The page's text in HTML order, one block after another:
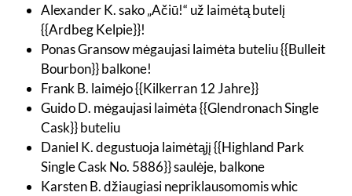
Alexander K. sako „Ačiū!“ už laimėtą butelį
{{Ardbeg Kelpie}}!
Ponas Gransow mėgaujasi laimėta buteliu {{Bulleit
Bourbon}} balkone!
Frank B. laimėjo {{Kilkerran 12 Jahre}}
Guido D. mėgaujasi laimėta {{Glendronach Single
Cask}} buteliu
Daniel K. degustuoja laimėtąjį {{Highland Park
Single Cask No. 5886}} saulėje, balkone
Karsten B. džiaugiasi nepriklausomomis whic